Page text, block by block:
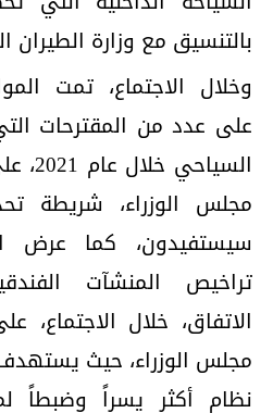
بالتنسيق مع وزارة الطيران
وخلال الاجتماع، تمت
على عدد من المقترحات
مجلس الوزراء، شريطة
سيستفيدون، كما عرض
تراخيص المنشآت
الاتفاق، خلال
مجلس الوزراء، حيث
نظام أكثر يسراً وضبطاً